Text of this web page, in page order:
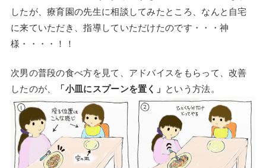
したが、療育園の先生に相談してみたところ、なんと自宅
に来ていただき、指導していただけたのです・・・神
様・・・・！！
次男の普段の食べ方を見て、アドバイスをもらって、改善
したのが、
「小皿にスプーンを置く」 という方法。